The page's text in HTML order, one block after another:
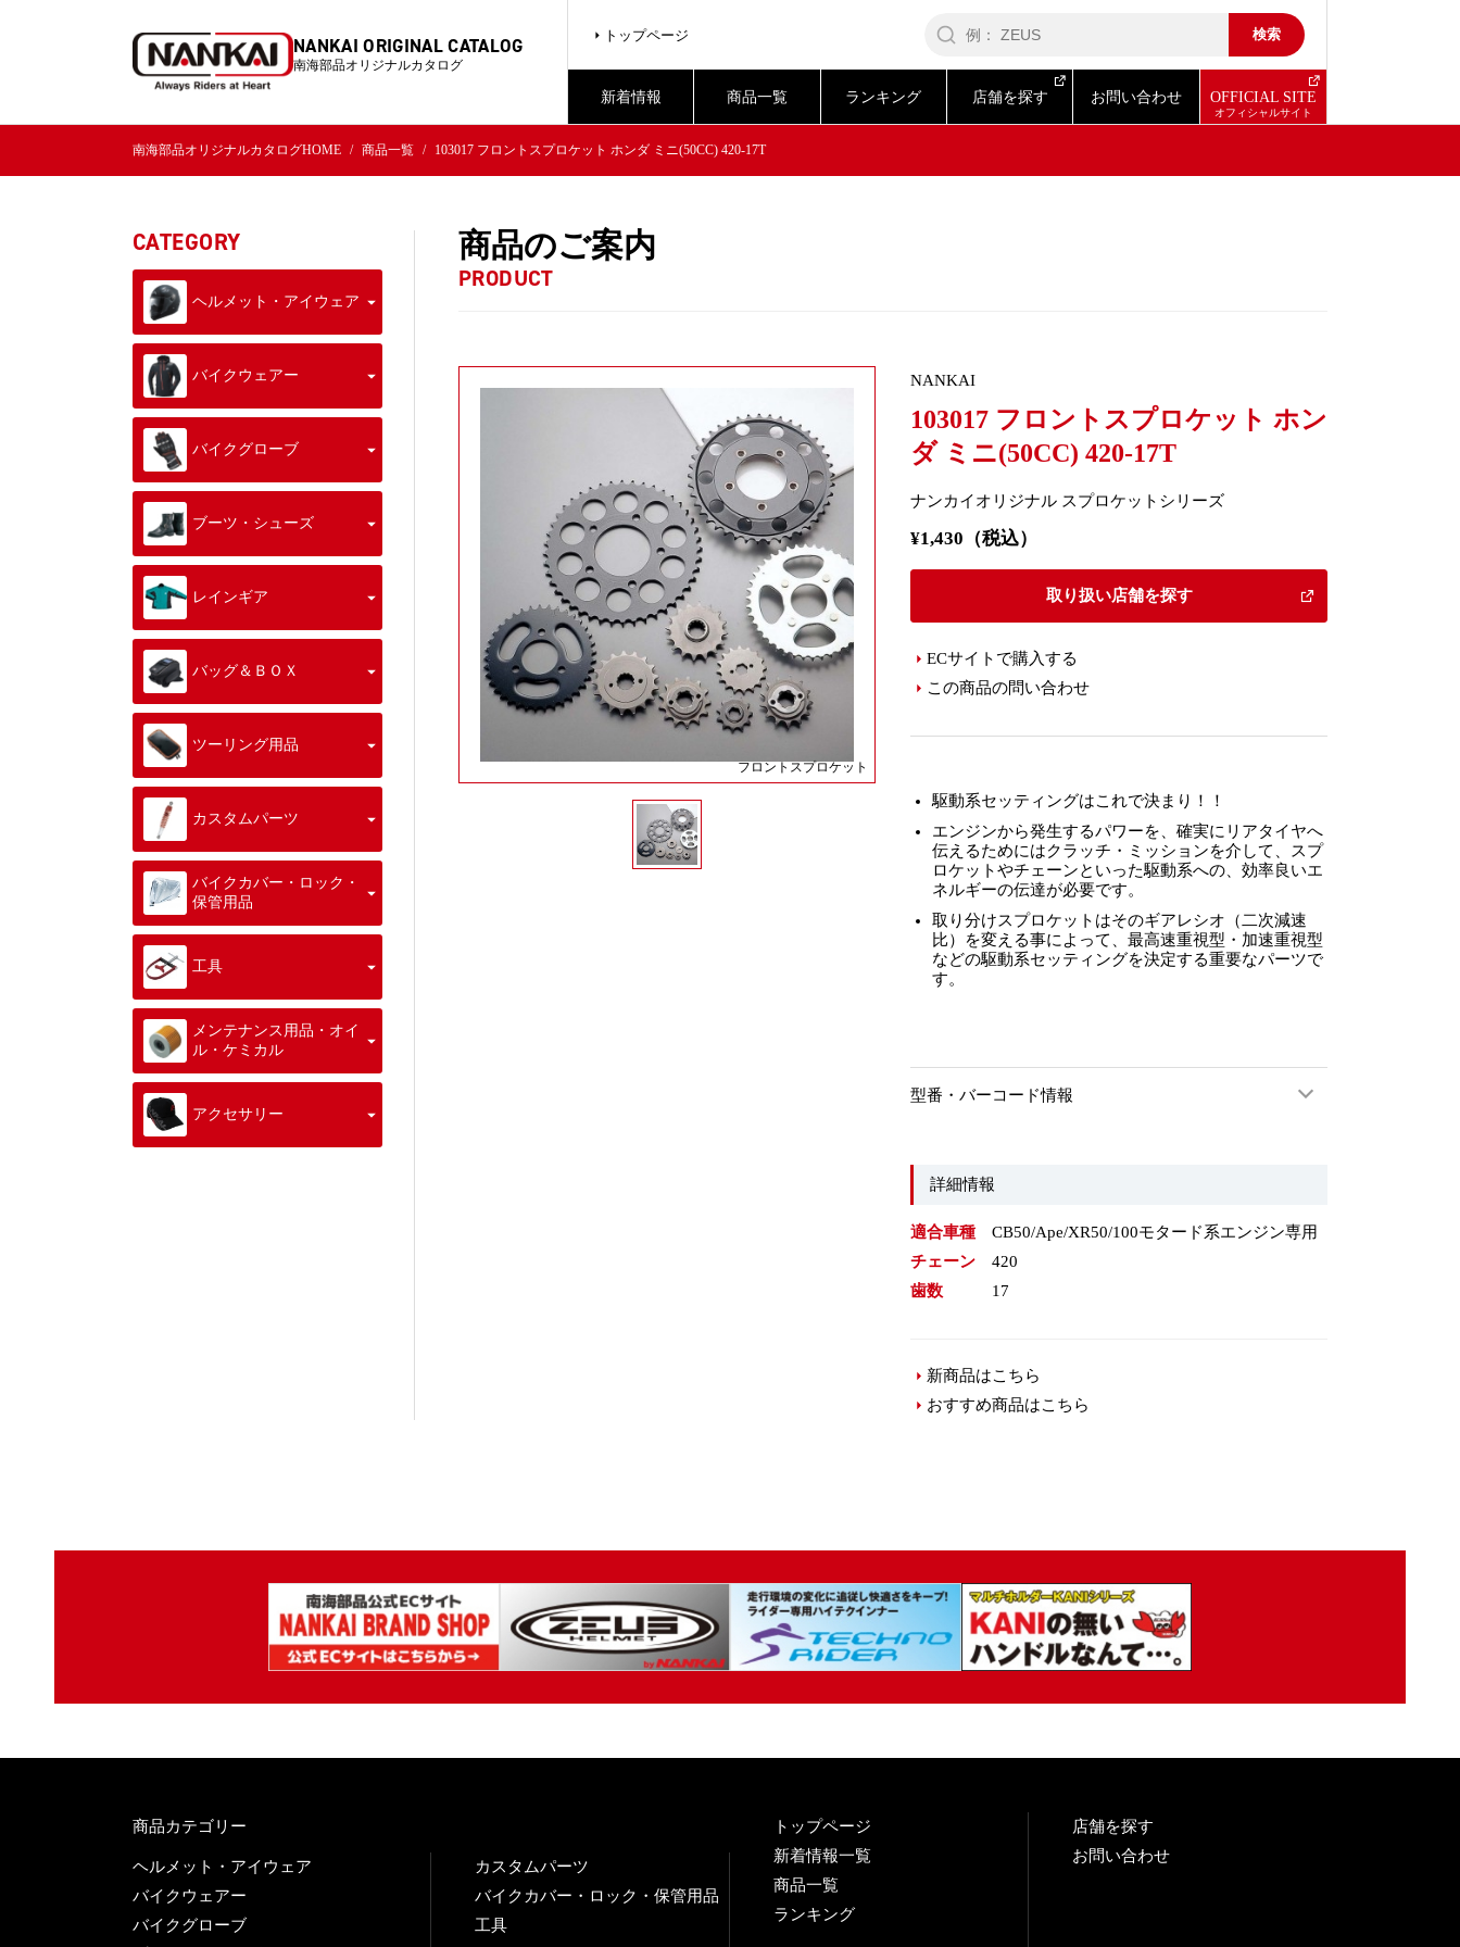
NANKAI ORIGINAL CATALOG
南海部品オリジナルカタログ
トップページ
新着情報 商品一覧 ランキング 店舗を探す お問い合わせ OFFICIAL SITE
南海部品オリジナルカタログHOME 商品一覧 103017 フロントスプロケット ホンダ ミニ(50CC) 420-17T
商品のご案内
PRODUCT
フロントスプロケット
NANKAI
103017 フロントスプロケット ホン
ダ ミニ(50CC) 420-17T
ナンカイオリジナル スプロケットシリーズ
¥1,430（税込）
取り扱い店舗を探す
ECサイトで購入する
この商品の問い合わせ
駆動系セッティングはこれで決まり！！
エンジンから発生するパワーを、確実にリアタイヤへ
伝えるためにはクラッチ・ミッションを介して、スプ
ロケットやチェーンといった駆動系への、効率良いエ
ネルギーの伝達が必要です。
取り分けスプロケットはそのギアレシオ（二次減速
比）を変える事によって、最高速重視型・加速重視型
などの駆動系セッティングを決定する重要なパーツで
す。
型番・バーコード情報
詳細情報
適合車種
CB50/Ape/XR50/100モタード系エンジン専用
チェーン
420
歯数
17
新商品はこちら
おすすめ商品はこちら
CATEGORY
ヘルメット・アイウェア
バイクウェアー
バイクグローブ
ブーツ・シューズ
レインギア
バッグ＆ＢＯＸ
ツーリング用品
カスタムパーツ
バイクカバー・ロック・
保管用品
工具
メンテナンス用品・オイ
ル・ケミカル
アクセサリー
商品カテゴリー
ヘルメット・アイウェア
バイクウェアー
バイクグローブ
カスタムパーツ
バイクカバー・ロック・保管用品
工具
トップページ
新着情報一覧
商品一覧
ランキング
店舗を探す
お問い合わせ